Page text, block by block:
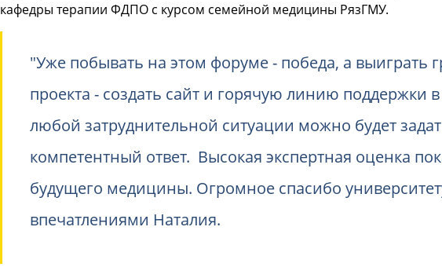
кафедры терапии ФДПО с курсом семейной медицины РязГМУ.
"Уже побывать на этом форуме - победа, а выиграть
проекта - создать сайт и горячую линию
любой затруднительной ситуации можно будет
компетентный ответ. Высокая экспертная оценка
будущего медицины. Огромное спасибо
впечатлениями Наталия.